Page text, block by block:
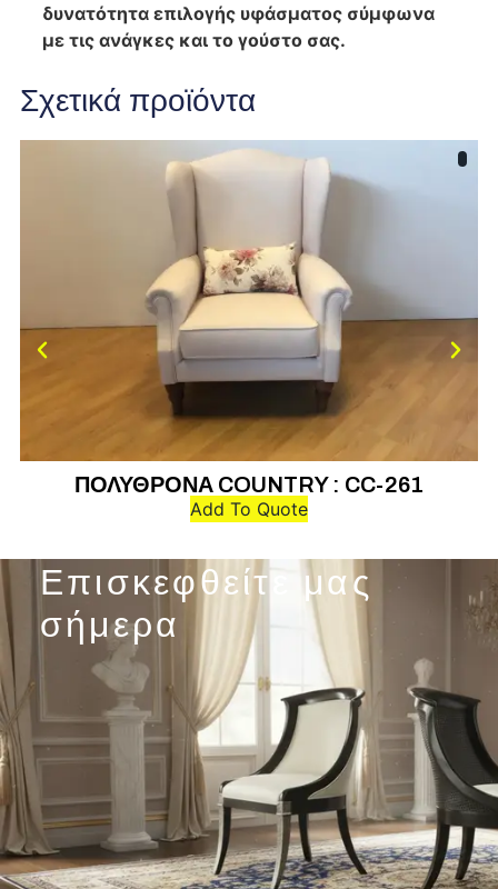
δυνατότητα επιλογής υφάσματος σύμφωνα
με τις ανάγκες και το γούστο σας.
Σχετικά προϊόντα
ΠΟΛΥΘΡΟΝΑ COUNTRY : CC-261
Add To Quote
Επισκεφθείτε μας
σήμερα